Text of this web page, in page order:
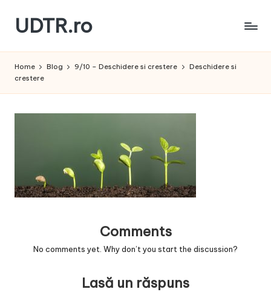
Skip
content
UDTR.ro
te
Home Blog 9/10 – Deschidere si crestere
Deschidere si
crestere
Comments
No comments yet. Why don’t you start the discussion?
Lasă un răspuns